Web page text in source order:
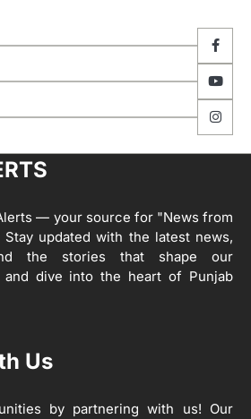
ਜ਼ਿਲ੍ਹੇ ਵ‘ ਈ.ਐੱਫ. ਡਿਜੀਟਾਈਜ਼ੇਸ਼ਨ
99.92 ਫੀਸਦੀ ਮੁਕੰਮਲ: ਜ਼ਿਲ੍ਹਾ ਚੋਣ
ਈ-20 ਨੂੰ ਰੋਕਣ ਦੀ ਕੋਸ਼ਿਸ਼ ਕਰ ਰਹੇ
ਗੁਰੂ ਰਵਿਦਾਸ ਜੀ ਦੇ ਜੀਵਨ ਤੇ ਆਧਾਰਿਤ
ਵਿਭਾਗ ਵੱਲੋਂ ‘ਮਿਸ਼ਨ ਫਾਰ ਕਾਟਨ
ਅਧੀਨ ਪਿੰਡ ਬਧਾਈ ਵਿਖੇ ‘ਖੇਤ
ਮਨੁੱਖੀ ਅਧਿਕਾਰ ਕਮਿਸ਼ਨ ਦੇ ਮੈਂਬਰ
— your source for "News from
Stay updated with the latest news,
the stories that shape our
and dive into the heart of Punjab
Us
by partnering with us! Our